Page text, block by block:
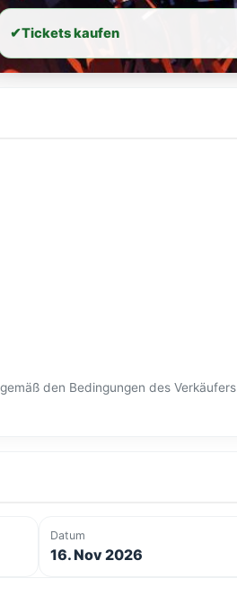
✔Tickets kaufen
den Bedingungen des Verkäufers
Datum
16. Nov 2026